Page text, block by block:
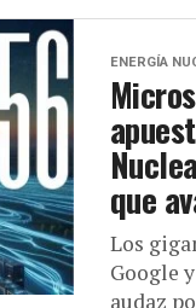
ENERGÍA
que
Los
Google
audaz